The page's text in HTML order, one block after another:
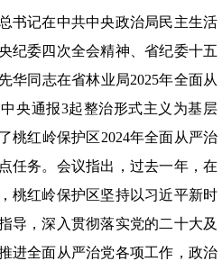
书记在中共中央政治局民主生活
纪委四次全会精神、省纪委十五
华同志在省林业局2025年全面从
央通报3起整治形式主义为基层
桃红岭保护区2024年全面从严治
任务。会议指出，过去一年，在
桃红岭保护区坚持以习近平新时
导，深入贯彻落实党的二十大及
进全面从严治党各项工作，政治